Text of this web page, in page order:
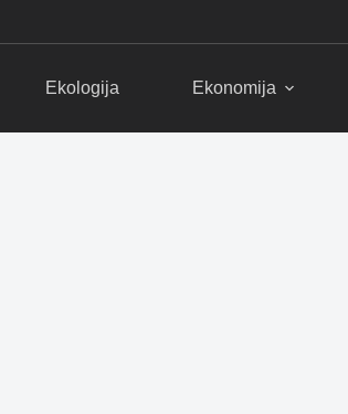
Ekologija Ekonomija